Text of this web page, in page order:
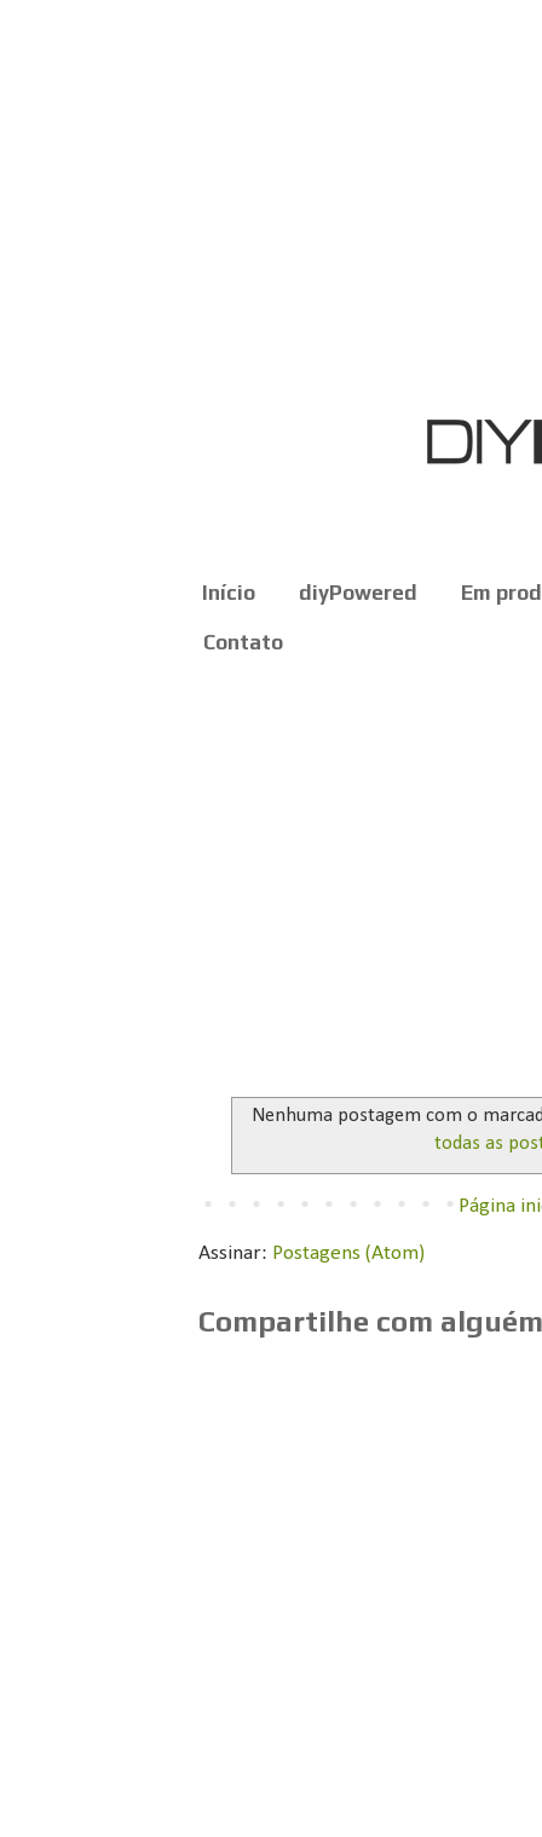
Início diyPowered Em
Contato
Nenhuma postagem com o
todas as
Página
Assinar: Postagens (Atom)
Compartilhe com